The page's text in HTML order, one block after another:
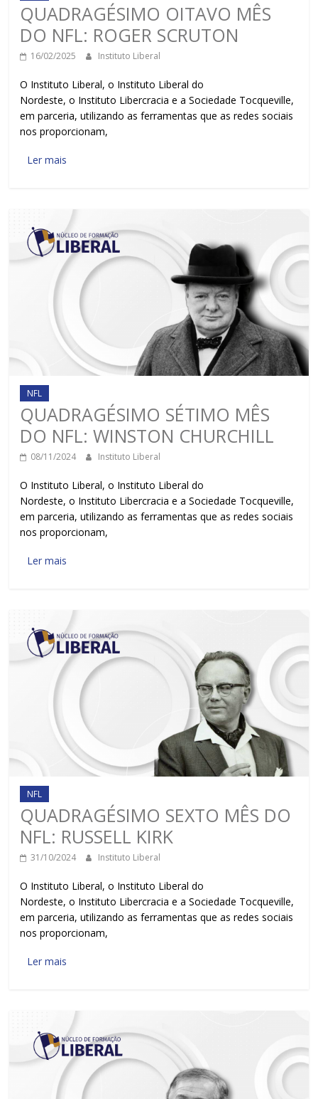
QUADRAGÉSIMO OITAVO MÊS
DO NFL: ROGER SCRUTON
16/02/2025 Instituto Liberal
O Instituto Liberal, o Instituto Liberal do
Nordeste, o Instituto Libercracia e a Sociedade Tocqueville,
em parceria, utilizando as ferramentas que as redes sociais
nos proporcionam,
Ler mais
NFL
QUADRAGÉSIMO SÉTIMO MÊS
DO NFL: WINSTON CHURCHILL
08/11/2024 Instituto Liberal
O Instituto Liberal, o Instituto Liberal do
Nordeste, o Instituto Libercracia e a Sociedade Tocqueville,
em parceria, utilizando as ferramentas que as redes sociais
nos proporcionam,
Ler mais
NFL
QUADRAGÉSIMO SEXTO MÊS DO
NFL: RUSSELL KIRK
31/10/2024 Instituto Liberal
O Instituto Liberal, o Instituto Liberal do
Nordeste, o Instituto Libercracia e a Sociedade Tocqueville,
em parceria, utilizando as ferramentas que as redes sociais
nos proporcionam,
Ler mais